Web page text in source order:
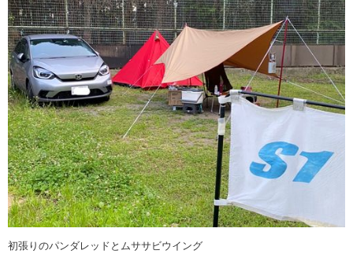
初張りのパンダレッドとムササビウイング